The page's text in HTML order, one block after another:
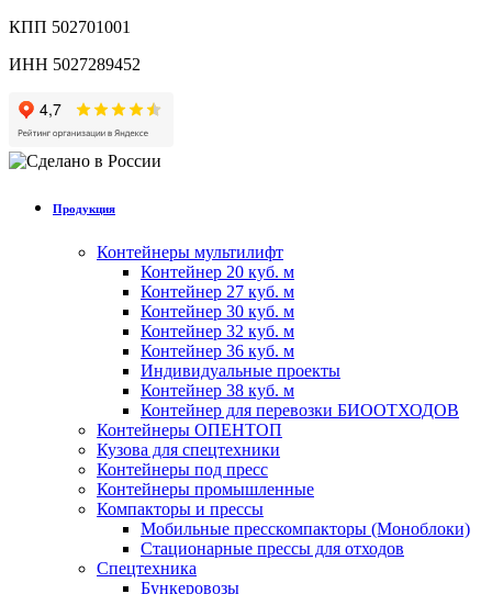
КПП 502701001
ИНН 5027289452
Продукция
Контейнеры мультилифт
Контейнер 20 куб. м
Контейнер 27 куб. м
Контейнер 30 куб. м
Контейнер 32 куб. м
Контейнер 36 куб. м
Индивидуальные проекты
Контейнер 38 куб. м
Контейнер для перевозки БИООТХОДОВ
Контейнеры ОПЕНТОП
Кузова для спецтехники
Контейнеры под пресс
Контейнеры промышленные
Компакторы и прессы
Мобильные пресскомпакторы (Моноблоки)
Стационарные прессы для отходов
Спецтехника
Бункеровозы